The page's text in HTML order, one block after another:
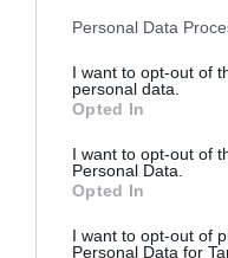
Personal Data
I want to opt-out of
personal data.
Opted In
I want to opt-out of
Personal Data.
Opted In
I want to opt-out of
Personal Data for
Soutenez Air